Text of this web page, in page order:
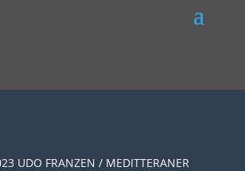
UDO FRANZEN / MEDITTERANER